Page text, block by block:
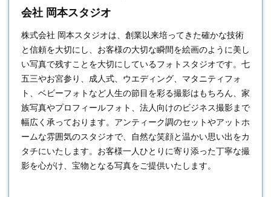
会社 岡本スタジオ
株式会社 岡本スタジオは、創業以来培ってきた確かな技術
と信頼を大切にし、お客様の大切な瞬間を絵画のように美し
い写真で残すことを大切にしているフォトスタジオです。七
五三やお宮参り、成人式、ウエディング、マタニティフォ
ト、ベビーフォトなど人生の節目を彩る撮影はもちろん、家
族写真やプロフィールフォト、法人向けのビジネス撮影まで
幅広く承っております。アンティーク調のセットやアットホ
ームな雰囲気のスタジオで、自然な笑顔と温かい思い出をカ
タチにいたします。お客様一人ひとりに寄り添った丁寧な撮
影を心がけ、宝物となる写真をご提供いたします。